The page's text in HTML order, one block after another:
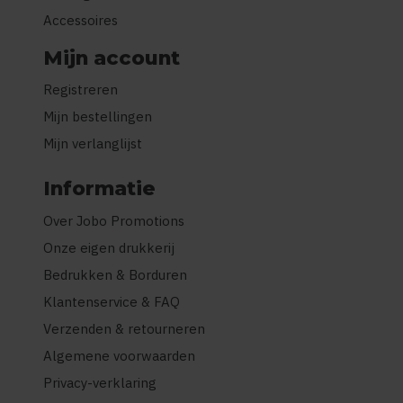
Accessoires
Mijn account
Registreren
Mijn bestellingen
Mijn verlanglijst
Informatie
Over Jobo Promotions
Onze eigen drukkerij
Bedrukken & Borduren
Klantenservice & FAQ
Verzenden & retourneren
Algemene voorwaarden
Privacy-verklaring